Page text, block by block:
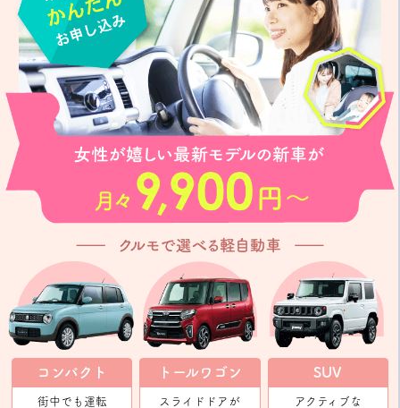
コンパクト
街中でも運転
トールワゴン
スライドドアが
SUV
アクティブな